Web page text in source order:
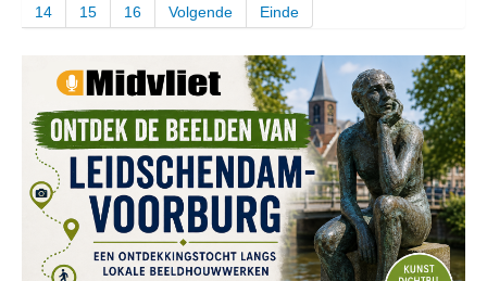
14
15 16 Volgende Einde